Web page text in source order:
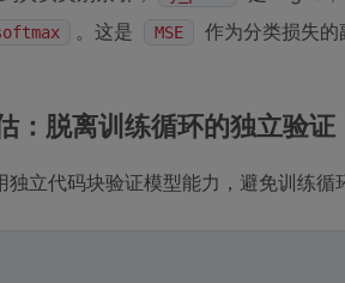
。这是 MSE 作为分类损失
：脱离训练循环的独立验证
独立代码块验证模型能力，避免训练循